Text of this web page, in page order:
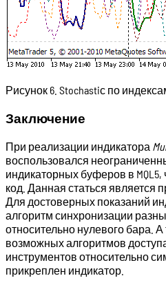
Рисунок 6. Stochastiс по
Заключение
При реализации индикатора
воспользовался
индикаторных буферов в MQL5,
код. Данная статься является
Для достоверных показаний
алгоритм синхронизации
относительно нулевого бара.
возможных алгоритмов
инструментов относительно
прикреплен индикатор.